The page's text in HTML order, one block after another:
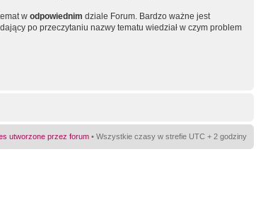
w odpowiednim dziale Forum. Bardzo ważne jest
po przeczytaniu nazwy tematu wiedział w czym problem
utworzone przez forum • Wszystkie czasy w strefie UTC + 2 godziny